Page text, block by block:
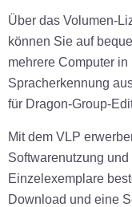
Über das Volumen-
können Sie auf
mehrere Computer
Spracherkennung
für Dragon-Group-
Mit dem VLP
Softwarenutzung
Einzelexemplare
Download und eine